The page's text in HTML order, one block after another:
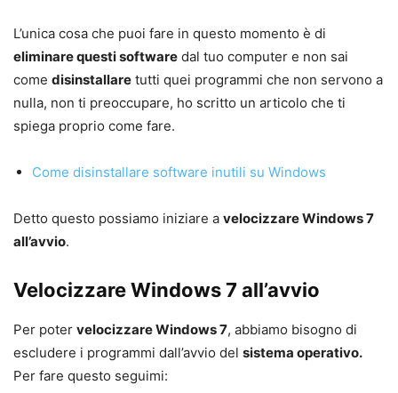
L’unica cosa che puoi fare in questo momento è di
eliminare questi software dal tuo computer e non sai
come disinstallare tutti quei programmi che non servono a
nulla, non ti preoccupare, ho scritto un articolo che ti
spiega proprio come fare.
Come disinstallare software inutili su Windows
Detto questo possiamo iniziare a velocizzare Windows 7
all’avvio.
Velocizzare Windows 7 all’avvio
Per poter velocizzare Windows 7, abbiamo bisogno di
escludere i programmi dall’avvio del sistema operativo.
Per fare questo seguimi: